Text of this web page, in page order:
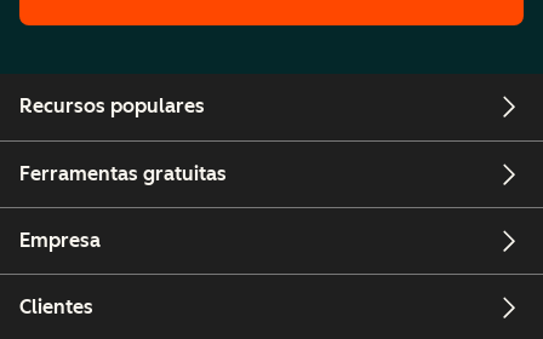
Recursos populares
Ferramentas gratuitas
Empresa
Clientes